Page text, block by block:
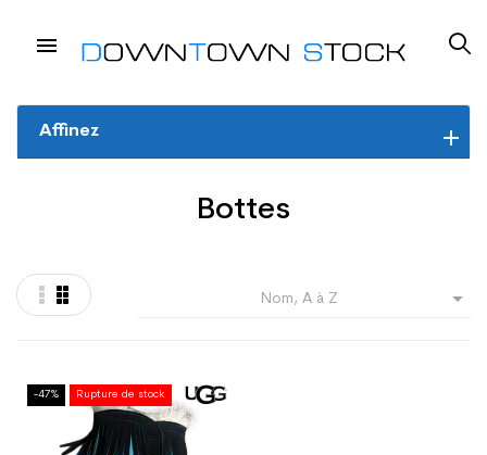
Affinez
Bottes
Nom, A à Z 
-47% Rupture de stock